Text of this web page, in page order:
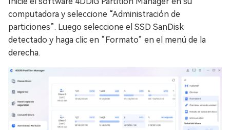
computadora y seleccione “Administración de
particiones”. Luego seleccione el SSD SanDisk
detectado y haga clic en “Formato” en el menú de la
derecha.